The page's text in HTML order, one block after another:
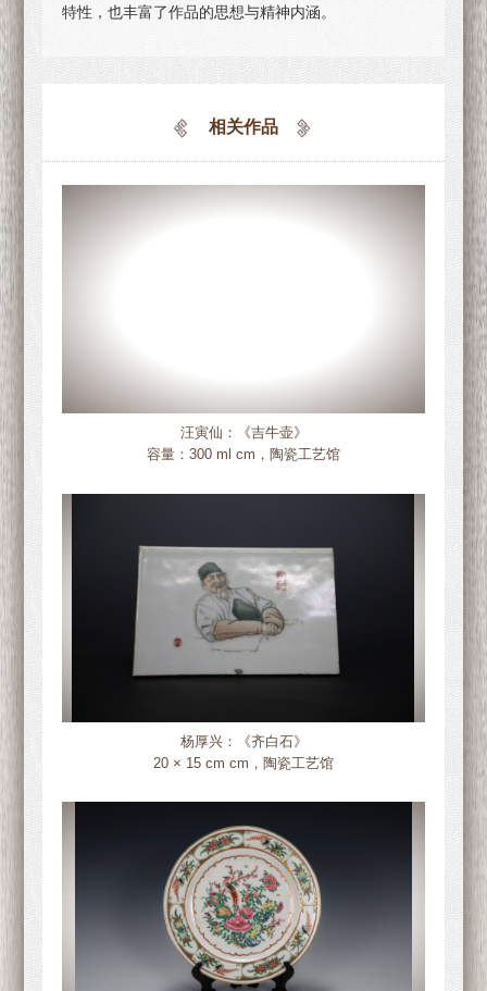
特性，也丰富了作品的思想与精神内涵。
相关作品
汪寅仙：《吉牛壶》
容量：300 ml cm，陶瓷工艺馆
杨厚兴：《齐白石》
20 × 15 cm cm，陶瓷工艺馆